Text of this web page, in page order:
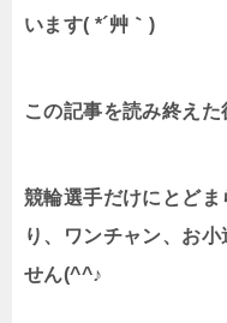
います( *´艸｀)
この記事を読み終えた
競輪選手だけにとどま
り、ワンチャン、お
せん(^^♪